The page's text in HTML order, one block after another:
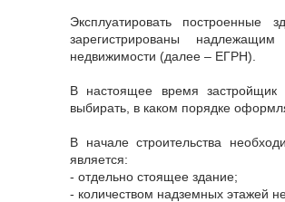
Эксплуатировать
зарегистрированы
недвижимости (далее – ЕГРН).
В настоящее время застройщик
выбирать, в каком порядке
В начале строительства
является:
- отдельно стоящее здание;
- количеством надземных этажей